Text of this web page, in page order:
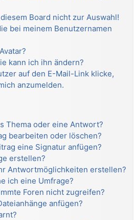
Board nicht zur Auswahl!
bei meinem Benutzernamen
kann ich ihn ändern?
auf den E-Mail-Link klicke,
anzumelden.
Thema oder eine Antwort?
bearbeiten oder löschen?
eine Signatur anfügen?
erstellen?
Antwortmöglichkeiten erstellen?
ich eine Umfrage?
Foren nicht zugreifen?
anfügen?